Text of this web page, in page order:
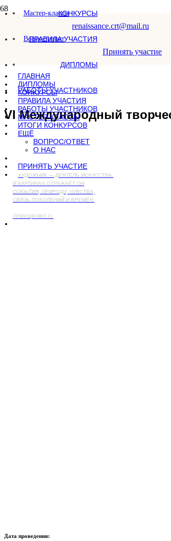
Мастер-классы
Вопрос/ответ
renaissance.crt@mail.ru
КОНКУРСЫ
ПРАВИЛА УЧАСТИЯ
ДИПЛОМЫ
РАБОТЫ УЧАСТНИКОВ
Принять участие
ГЛАВНАЯ
ДИПЛОМЫ
КОНКУРСЫ
ПРАВИЛА УЧАСТИЯ
РАБОТЫ УЧАСТНИКОВ
МАСТЕР-КЛАССЫ
ИТОГИ КОНКУРСОВ
ЕЩЁ
ВОПРОС/ОТВЕТ
О НАС
ПРИНЯТЬ УЧАСТИЕ
ХУДОЖНИК — ДЕЯТЕЛЬ ИСКУССТВА.
В КАРТИНАХ ОТРАЖАЕТ ОН
СОБЫТИЯ, ПРИРОДУ, ЧУВСТВА,
СВЯЗЬ ПОКОЛЕНИЙ И ВРЕМЁН.
ПОВЕЩЕНКО О.
VI Международный
Дата проведения: